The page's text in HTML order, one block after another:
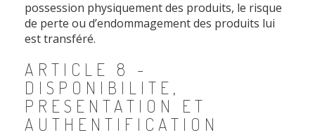
possession physiquement des produits, le risque
de perte ou d’endommagement des produits lui
est transféré.
ARTICLE 8 -
DISPONIBILITE,
PRESENTATION ET
AUTHENTIFICATION